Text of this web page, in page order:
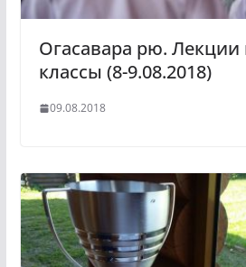
Огасавара рю. Лекции
классы (8-9.08.2018)
09.08.2018